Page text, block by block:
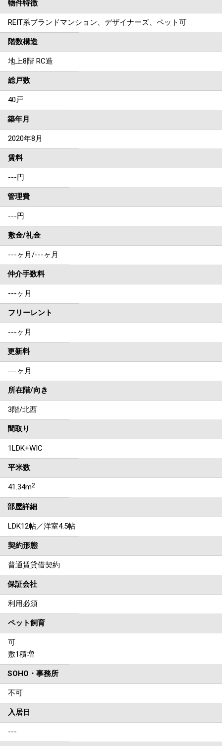
物件特徴
REIT系ブランドマンション、デザイナーズ、ペット可
階数構造
地上8階 RC造
総戸数
40戸
築年月
2020年8月
賃料
---円
管理費
---円
敷金/礼金
---ヶ月/---ヶ月
仲介手数料
---ヶ月
フリーレント
---ヶ月
更新料
---ヶ月
所在階/向き
3階/北西
間取り
1LDK+WIC
平米数
41.34m2
部屋詳細
LDK12帖／洋室4.5帖
契約形態
普通賃貸借契約
保証会社
利用必須
ペット飼育
可
敷1積増
SOHO・事務所
不可
入居日
---